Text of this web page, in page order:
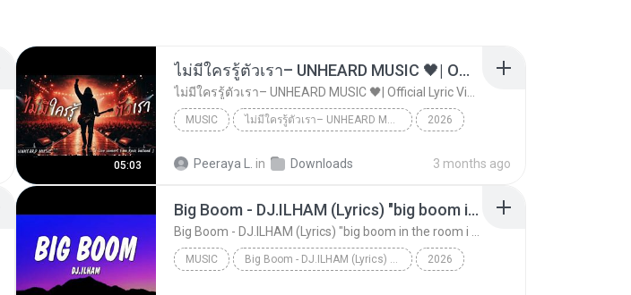
05:03
ไม่มีใครรู้ตัวเรา– UNHEARD MUSIC 🖤| Official Lyric Video | เพลงสู้ชีวิต
MUSIC ไม่มีใครรู้ตัวเรา– UNHEARD MUSIC 🖤| Official Lyric Video | เพลงสู้ชีวิต 2026
Peeraya L. in Downloads 3 months ago
Big Boom - DJ.ILHAM (Lyrics) "big boom in the room i go kaboom"
MUSIC Big Boom - DJ.ILHAM (Lyrics) "big boom in the room i go kaboom" 2026